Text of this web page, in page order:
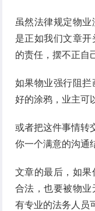
虽然法律规定物
是正如我们文章
的责任，摆不正自
如果物业强行阻拦
好的涂鸦，业主可
或者把这件事情转
你一个满意的沟通
文章的最后，如
合法，也要被物业
有专业的法务人员